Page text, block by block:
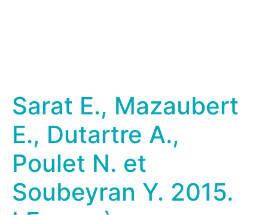
Sarat E., Mazaubert
E., Dutartre A.,
Poulet N. et
Soubeyran Y. 2015.